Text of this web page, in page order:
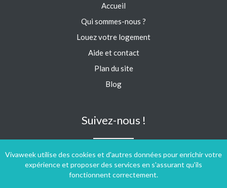
Vivaweek utilise des cookies et d'autres données pour enrichir votre
expérience et proposer des services en s'assurant qu'ils
fonctionnent correctement.
Accueil
Qui sommes-nous ?
Louez votre logement
Aide et contact
Plan du site
Blog
Suivez-nous !